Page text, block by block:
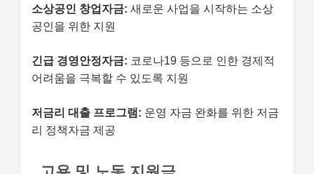
소상공인 창업자금: 새로운 사업을 시작하는 소상
공인을 위한 지원
긴급 경영안정자금: 코로나19 등으로 인한 경제적
어려움을 극복할 수 있도록 지원
저금리 대출 프로그램: 운영 자금 완화를 위한 저금
리 정책자금 제공